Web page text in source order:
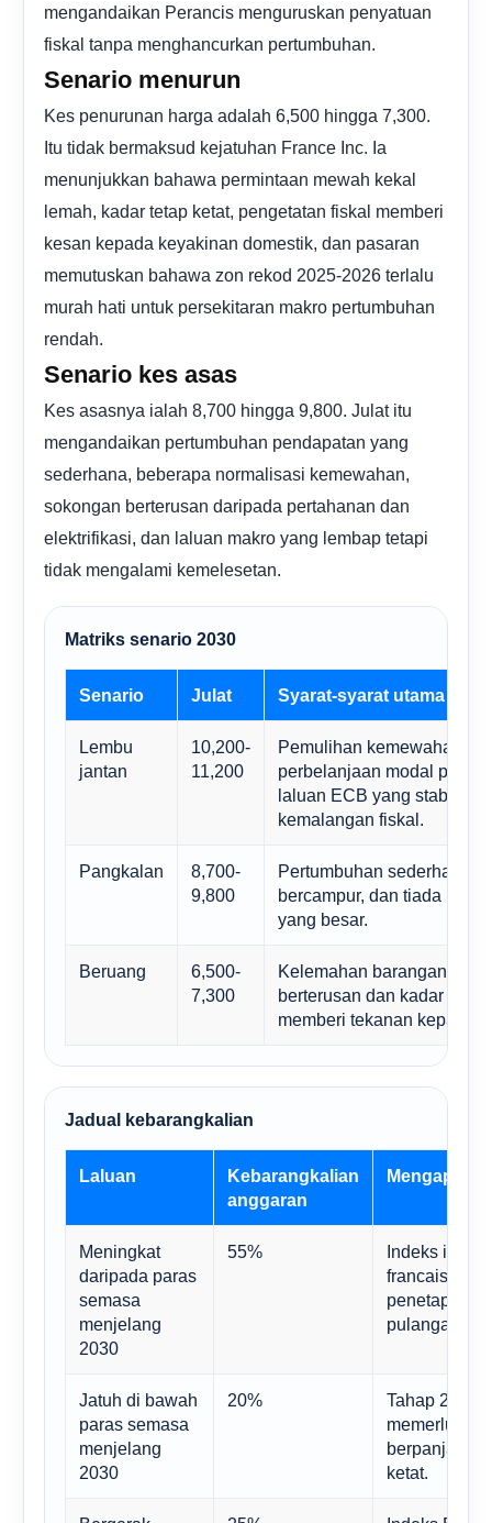
mengandaikan Perancis menguruskan penyatuan
fiskal tanpa menghancurkan pertumbuhan.
Senario menurun
Kes penurunan harga adalah 6,500 hingga 7,300.
Itu tidak bermaksud kejatuhan France Inc. Ia
menunjukkan bahawa permintaan mewah kekal
lemah, kadar tetap ketat, pengetatan fiskal memberi
kesan kepada keyakinan domestik, dan pasaran
memutuskan bahawa zon rekod 2025-2026 terlalu
murah hati untuk persekitaran makro pertumbuhan
rendah.
Senario kes asas
Kes asasnya ialah 8,700 hingga 9,800. Julat itu
mengandaikan pertumbuhan pendapatan yang
sederhana, beberapa normalisasi kemewahan,
sokongan berterusan daripada pertahanan dan
elektrifikasi, dan laluan makro yang lembap tetapi
tidak mengalami kemelesetan.
Matriks senario 2030
Senario Julat Syarat-syarat utama
Lembu
jantan
10,200-
11,200
Pemulihan kemewahan,
perbelanjaan modal
laluan ECB yang stabil
kemalangan fiskal.
Pangkalan
8,700-
9,800
Pertumbuhan sederhana,
bercampur, dan tiada
yang besar.
Beruang
6,500-
7,300
Kelemahan barangan
berterusan dan kadar atau
memberi tekanan kepada
Jadual kebarangkalian
Laluan
Kebarangkalian
anggaran
Mengapa
Meningkat
daripada paras
semasa
menjelang
2030
55%
Indeks ini
francais
penetapan
pulangan
Jatuh di bawah
paras semasa
menjelang
2030
20%
Tahap 2030
memerlukan
ketat.